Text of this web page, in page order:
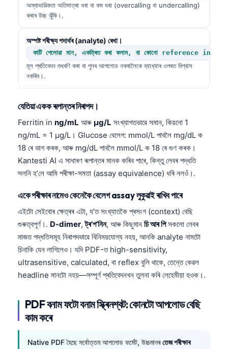
অস্বাভাৱিকতা অতিমাত্ৰা ধৰা বা কম ধৰা (overcalling বা undercalling)
কৰাৰ উচ্চ ঝুঁকি।.
অস্পষ্ট পৰীক্ষ্য পদাৰ্থৰ (analyte) ৰেখা।
কাটি পেলোৱা মান, একত্ৰিত কৰা কলাম, বা কোনো reference
মূল প্ৰতিবেদন শুধৰণি কৰা বা পুনৰ আপলোড নকৰালৈকে ব্যাখ্যাৰ ওপৰত বিশ্বাস
নকৰিব।.
যেতিয়া একক ৰূপান্তৰ নিৰাপদ।
Ferritin in ng/mL আৰু µg/L সংখ্যাগতভাৱে সমান, কিয়নো 1
ng/mL = 1 µg/L। Glucose বেলেগ: mmol/L পাবলৈ mg/dL ক
18 ৰে ভাগ কৰক, আৰু mg/dL পাবলৈ mmol/L ক 18 ৰে গুণ কৰক।
Kantesti AI এ সাধাৰণ ৰূপান্তৰ মানক কৰিব পাৰে, কিন্তু লেবৰ পদ্ধতি
সলনি হ’লে আমি পৰীক্ষা-সমতা (assay equivalence) ধৰি নলওঁ।.
একে পৰীক্ষাৰ নামেও কেনেকৈ বেলেগ assay লুকুৱাই ৰাখিব পাৰে
এইটো সেইবোৰ ক্ষেত্ৰৰ এটা, য’ত সংখ্যাতকৈ প্ৰসংগ (context) বেছি
গুৰুত্বপূৰ্ণ।. D-dimer,ট্ৰ’প’নিন, আৰু কিছুমান চি আৰ পিসকলো লেবৰ
মাজত পদ্ধতিসমূহ নিৰাপদভাৱে বিনিময়যোগ্য নহয়, আনকি analyte নামটো
চিনাকি যেন লাগিলেও। যদি PDF-ত high-sensitivity,
ultrasensitive, calculated, বা reflex বুলি থাকে, তেন্তে কেৱল
headline মানটো নহয়—সম্পূৰ্ণ প্ৰতিবেদনখন তুলনা কৰি লেহেমীয়া হওক।.
PDF বনাম ফটো বনাম স্ক্ৰিনশ্বট: কোনটো আপলোড বেছি
কাম কৰে
Native PDF হৈছে সৰ্বোত্তম আপলোড ফৰ্মেট, উচ্চমানৰতেজ পৰীক্ষাৰ